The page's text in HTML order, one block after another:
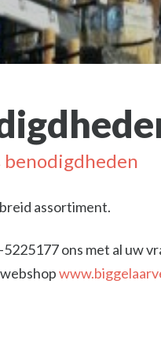
benodigdheden
assortiment.
ons met al uw